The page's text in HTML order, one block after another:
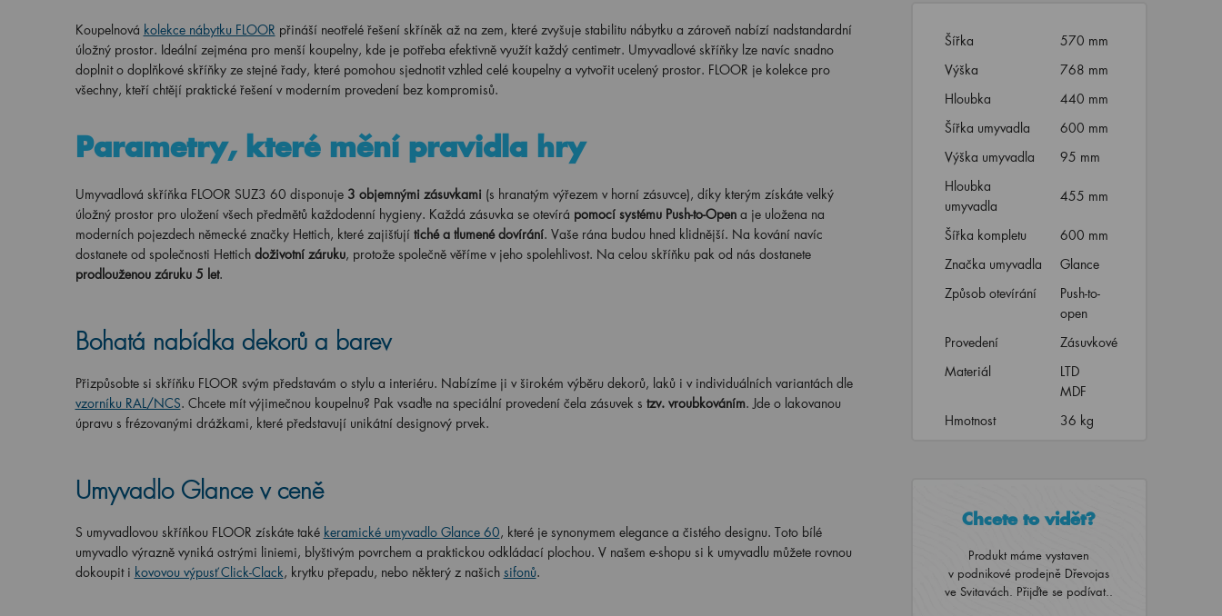
Koupelnová kolekce nábytku FLOOR přináší neotřelé řešení skříněk až na zem, které zvyšuje stabilitu nábytku a zároveň nabízí nadstandardní
úložný prostor. Ideální zejména pro menší koupelny, kde je potřeba efektivně využít každý centimetr. Umyvadlové skříňky lze navíc snadno
doplnit o doplňkové skříňky ze stejné řady, které pomohou sjednotit vzhled celé koupelny a vytvořit ucelený prostor. FLOOR je kolekce pro
všechny, kteří chtějí praktické řešení v moderním provedení bez kompromisů.
Parametry, které mění pravidla hry
Umyvadlová skříňka FLOOR SUZ3 60 disponuje 3 objemnými zásuvkami (s hranatým výřezem v horní zásuvce), díky kterým získáte velký
úložný prostor pro uložení všech předmětů každodenní hygieny. Každá zásuvka se otevírá pomocí systému Push-to-Opena je uložena na
moderních pojezdech německé značky Hettich, které zajišťují tiché a tlumené dovírání. Vaše rána budou hned klidnější. Na kování navíc
dostanete od společnosti Hettich doživotní záruku, protože společně věříme v jeho spolehlivost. Na celou skříňku pak od nás dostanete
prodlouženou záruku 5 let.
Bohatá nabídka dekorů a barev
Přizpůsobte si skříňku FLOOR svým představám o stylu a interiéru. Nabízíme ji v širokém výběru dekorů, laků i v individuálních variantách dle
vzorníku RAL/NCS. Chcete mít výjimečnou koupelnu? Pak vsaďte na speciální provedení čela zásuvek s tzv. vroubkováním. Jde o lakovanou
úpravu s frézovanými drážkami, které představují unikátní designový prvek.
Umyvadlo Glance v ceně
S umyvadlovou skříňkou FLOOR získáte také keramické umyvadlo Glance 60, které je synonymem elegance a čistého designu. Toto bílé
umyvadlo výrazně vyniká ostrými liniemi, blyštivým povrchem a praktickou odkládací plochou. V našem e-shopu si k umyvadlu můžete rovnou
dokoupit i kovovou výpusť Click-Clack, krytku přepadu, nebo některý z našich sifonů.
Šířka
570 mm
Výška
768 mm
Hloubka
440 mm
Šířka umyvadla
600 mm
Výška umyvadla
95 mm
Hloubka
umyvadla
455 mm
Šířka kompletu
600 mm
Značka umyvadla
Glance
Způsob otevírání
Push-to-
open
Provedení
Zásuvkové
Materiál
LTD
MDF
Hmotnost
36 kg
Chcete to vidět?
Produkt máme vystaven
v podnikové prodejně Dřevojas
ve Svitavách. Přijďte se podívat..